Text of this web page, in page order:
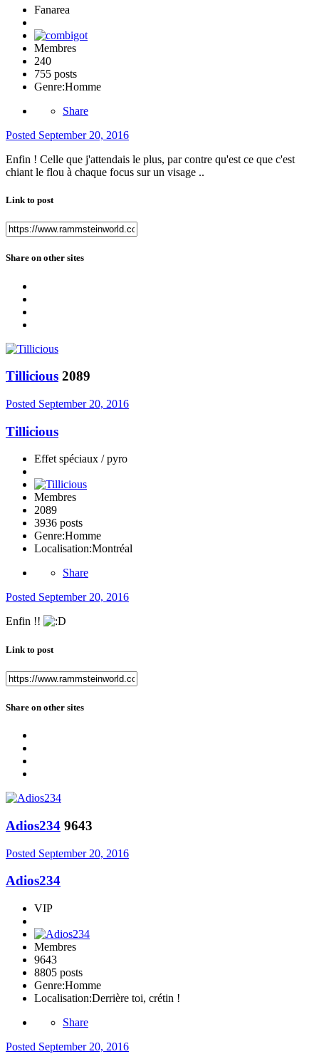
Fanarea
Membres
240
755 posts
Genre:Homme
Share
Posted September 20, 2016
Enfin ! Celle que j'attendais le plus, par contre qu'est ce que c'est
chiant le flou à chaque focus sur un visage ..
Link to post
Share on other sites
Tillicious 2089
Posted September 20, 2016
Tillicious
Effet spéciaux / pyro
Membres
2089
3936 posts
Genre:Homme
Localisation:Montréal
Share
Posted September 20, 2016
Enfin !!
Link to post
Share on other sites
Adios234 9643
Posted September 20, 2016
Adios234
VIP
Membres
9643
8805 posts
Genre:Homme
Localisation:Derrière toi, crétin !
Share
Posted September 20, 2016